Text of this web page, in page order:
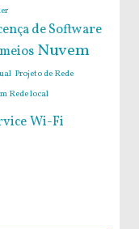
de Software
Nuvem
Projeto de Rede
Rede local
Wi-Fi